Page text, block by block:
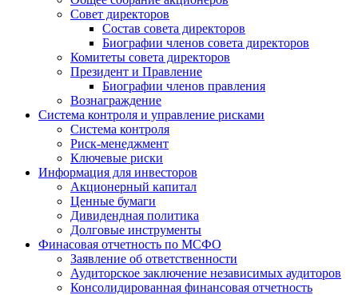
Совет директоров
Состав совета директоров
Биографии членов совета директоров
Комитеты совета директоров
Президент и Правление
Биографии членов правления
Вознаграждение
Система контроля и управление рисками
Система контроля
Риск-менеджмент
Ключевые риски
Информация для инвесторов
Акционерный капитал
Ценные бумаги
Дивидендная политика
Долговые инструменты
Финасовая отчетность по МСФО
Заявление об ответственности
Аудиторское заключение независимых аудиторов
Консолидированная финансовая отчетность